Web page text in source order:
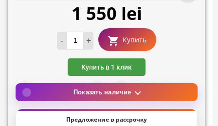
1 550 lei
- + Купить
Купить в 1 клик
Показать наличие
Предложение в рассрочку